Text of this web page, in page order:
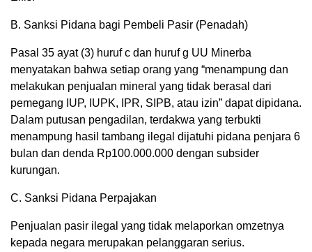
B. Sanksi Pidana bagi Pembeli Pasir (Penadah)
Pasal 35 ayat (3) huruf c dan huruf g UU Minerba
menyatakan bahwa setiap orang yang “menampung dan
melakukan penjualan mineral yang tidak berasal dari
pemegang IUP, IUPK, IPR, SIPB, atau izin” dapat dipidana.
Dalam putusan pengadilan, terdakwa yang terbukti
menampung hasil tambang ilegal dijatuhi pidana penjara 6
bulan dan denda Rp100.000.000 dengan subsider
kurungan.
C. Sanksi Pidana Perpajakan
Penjualan pasir ilegal yang tidak melaporkan omzetnya
kepada negara merupakan pelanggaran serius.